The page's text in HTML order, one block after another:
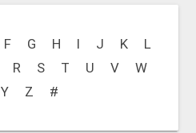
F G H I J K
L
R S T U V
W
Y Z #